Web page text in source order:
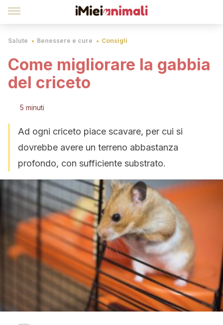
Salute Benessere e cure Consigli
Come migliorare la gabbia
del criceto
5 minuti
Ad ogni criceto piace scavare, per cui si
dovrebbe avere un terreno abbastanza
profondo, con sufficiente substrato.